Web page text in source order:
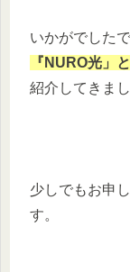
いかがでした
『NURO光」
紹介してきまし
少しでもお申
す。